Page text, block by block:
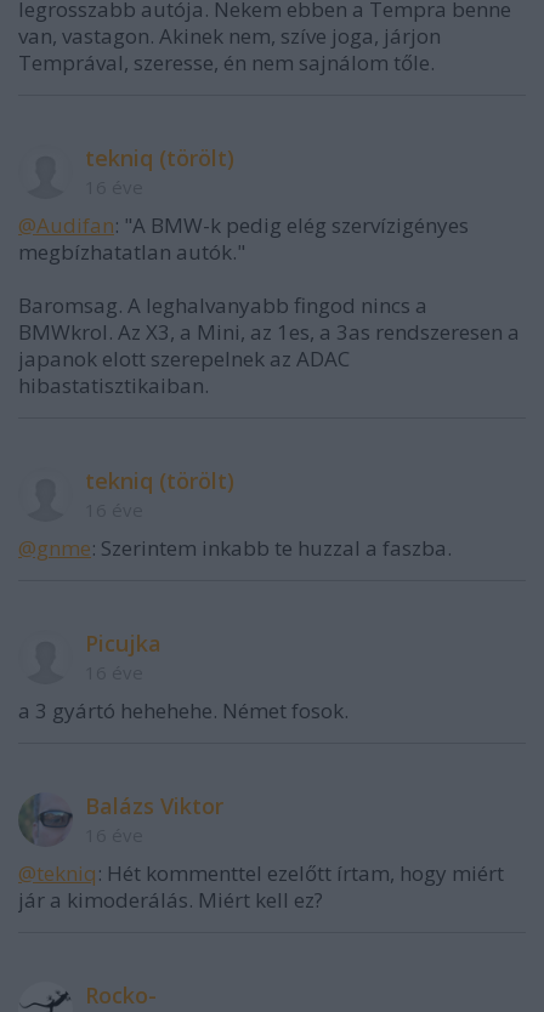
legrosszabb autója. Nekem ebben a Tempra benne
van, vastagon. Akinek nem, szíve joga, járjon
Temprával, szeresse, én nem sajnálom tőle.
tekniq (törölt)
@Audifan: "A BMW-k pedig elég szervízigényes
megbízhatatlan autók."
Baromsag. A leghalvanyabb fingod nincs a
BMWkrol. Az X3, a Mini, az 1es, a 3as rendszeresen a
japanok elott szerepelnek az ADAC
hibastatisztikaiban.
tekniq (törölt)
@gnme: Szerintem inkabb te huzzal a faszba.
Picujka
a 3 gyártó hehehehe. Német fosok.
Balázs Viktor
@tekniq: Hét kommenttel ezelőtt írtam, hogy miért
jár a kimoderálás. Miért kell ez?
Rocko-